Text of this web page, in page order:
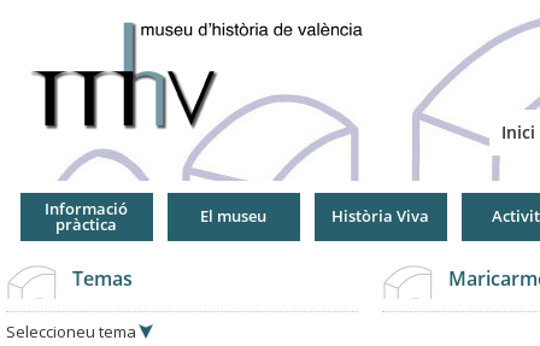
Inici
Informació
pràctica El museu Història Viva
Temas
Seleccioneu tema